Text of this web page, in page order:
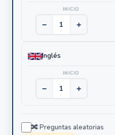
INICIO
− +
Inglés
INICIO
− +
🔀 Preguntas aleatorias